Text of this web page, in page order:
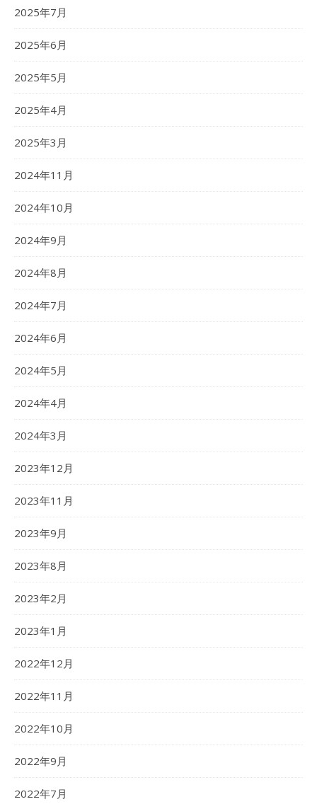
2025年7月
2025年6月
2025年5月
2025年4月
2025年3月
2024年11月
2024年10月
2024年9月
2024年8月
2024年7月
2024年6月
2024年5月
2024年4月
2024年3月
2023年12月
2023年11月
2023年9月
2023年8月
2023年2月
2023年1月
2022年12月
2022年11月
2022年10月
2022年9月
2022年7月